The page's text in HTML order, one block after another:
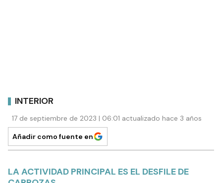
INTERIOR
17 de septiembre de 2023 | 06:01 actualizado hace 3 años
Añadir como fuente en
LA ACTIVIDAD PRINCIPAL ES EL DESFILE DE